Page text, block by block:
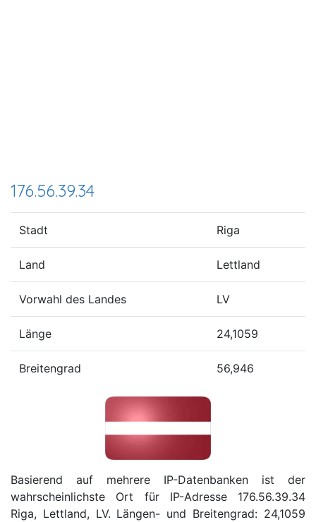
176.56.39.34
Stadt Riga
Land Lettland
Vorwahl des Landes LV
Länge 24,1059
Breitengrad 56,946
Basierend auf mehrere IP-Datenbanken ist der
wahrscheinlichste Ort für IP-Adresse 176.56.39.34
Riga, Lettland, LV. Längen- und Breitengrad: 24,1059